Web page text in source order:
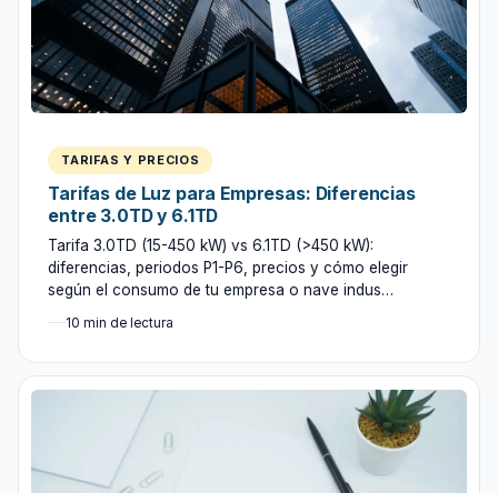
TARIFAS Y PRECIOS
Tarifas de Luz para Empresas: Diferencias
entre 3.0TD y 6.1TD
Tarifa 3.0TD (15-450 kW) vs 6.1TD (>450 kW):
diferencias, periodos P1-P6, precios y cómo elegir
según el consumo de tu empresa o nave indus…
10 min de lectura